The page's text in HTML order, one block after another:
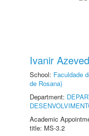
Ivanir
School: Faculdade
de Rosana)
Department:
Academic
title: MS-3.2